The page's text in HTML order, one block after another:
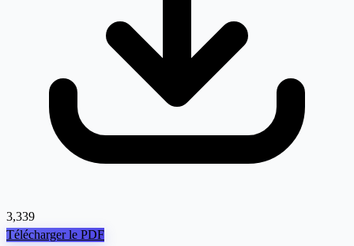
3,339
Télécharger le PDF